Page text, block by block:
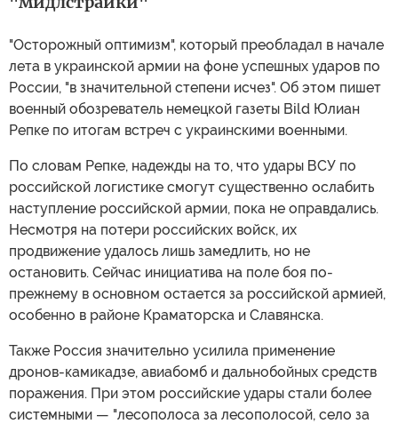
"Осторожный оптимизм", который преобладал в начале
лета в украинской армии на фоне успешных ударов по
России, "в значительной степени исчез". Об этом пишет
военный обозреватель немецкой газеты Bild Юлиан
Репке по итогам встреч с украинскими военными.
По словам Репке, надежды на то, что удары ВСУ по
российской логистике смогут существенно ослабить
наступление российской армии, пока не оправдались.
Несмотря на потери российских войск, их
продвижение удалось лишь замедлить, но не
остановить. Сейчас инициатива на поле боя по-
прежнему в основном остается за российской армией,
особенно в районе Краматорска и Славянска.
Также Россия значительно усилила применение
дронов-камикадзе, авиабомб и дальнобойных средств
поражения. При этом российские удары стали более
системными — "лесополоса за лесополосой, село за